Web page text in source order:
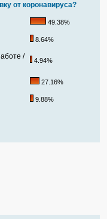
от коронавируса?
49.38%
8.64%
/
4.94%
27.16%
9.88%